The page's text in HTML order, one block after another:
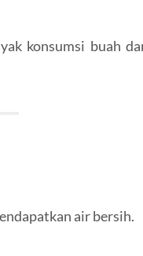
konsumsi buah
air bersih.